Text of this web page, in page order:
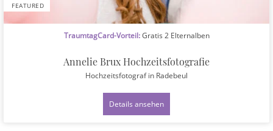
FEATURED
TraumtagCard-Vorteil:Gratis 2 Elternalben
Annelie Brux Hochzeitsfotografie
Hochzeitsfotografin Radebeul
Details ansehen